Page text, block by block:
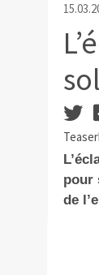
pour
de